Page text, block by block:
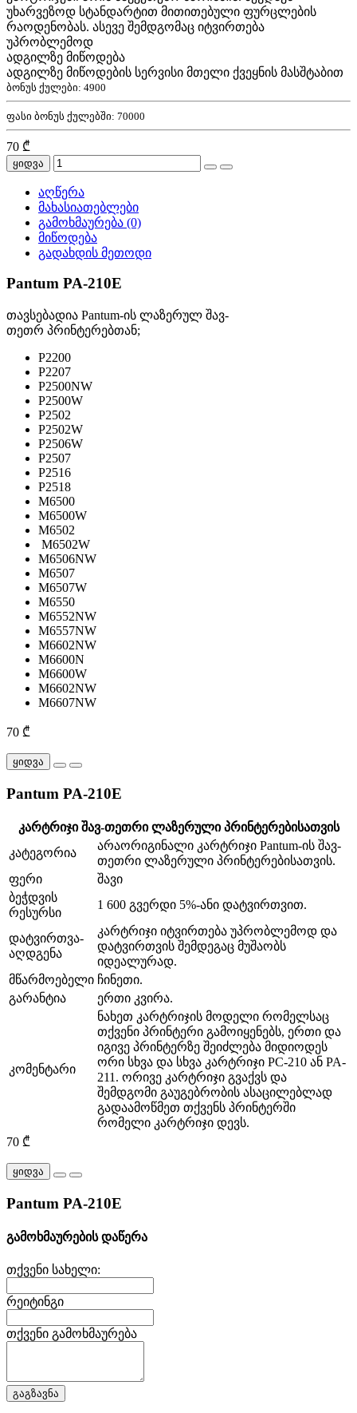
უხარვეზოდ სტანდარტით მითითებული ფურცლების
რაოდენობას. ასევე შემდგომაც იტვირთება
უპრობლემოდ
ადგილზე მიწოდება
ადგილზე მიწოდების სერვისი მთელი ქვეყნის მასშტაბით
ბონუს ქულები: 4900
ფასი ბონუს ქულებში: 70000
70 ₾
ყიდვა
აღწერა
მახასიათებლები
გამოხმაურება (0)
მიწოდება
გადახდის მეთოდი
Pantum PA-210E
თავსებადია Pantum-ის ლაზერულ შავ-
თეთრ პრინტერებთან;
P2200
P2207
P2500NW
P2500W
P2502
P2502W
P2506W
P2507
P2516
P2518
M6500
M6500W
M6502
M6502W
M6506NW
M6507
M6507W
M6550
M6552NW
M6557NW
M6602NW
M6600N
M6600W
M6602NW
M6607NW
70 ₾
ყიდვა
Pantum PA-210E
კარტრიჯი შავ-თეთრი ლაზერული პრინტერებისათვის
კატეგორია
არაორიგინალი კარტრიჯი Pantum-ის შავ-
თეთრი ლაზერული პრინტერებისათვის.
ფერი
შავი
ბეჭდვის
რესურსი
1 600 გვერდი 5%-ანი დატვირთვით.
დატვირთვა-
აღდგენა
კარტრიჯი იტვირთება უპრობლემოდ და
დატვირთვის შემდეგაც მუშაობს
იდეალურად.
მწარმოებელი ჩინეთი.
გარანტია
ერთი კვირა.
კომენტარი
ნახეთ კარტრიჯის მოდელი რომელსაც
თქვენი პრინტერი გამოიყენებს, ერთი და
იგივე პრინტერზე შეიძლება მიდიოდეს
ორი სხვა და სხვა კარტრიჯი PC-210 ან PA-
211. ორივე კარტრიჯი გვაქვს და
შემდგომი გაუგებრობის ასაცილებლად
გადაამოწმეთ თქვენს პრინტერში
რომელი კარტრიჯი დევს.
70 ₾
ყიდვა
Pantum PA-210E
გამოხმაურების დაწერა
თქვენი სახელი:
რეიტინგი
თქვენი გამოხმაურება
გაგზავნა